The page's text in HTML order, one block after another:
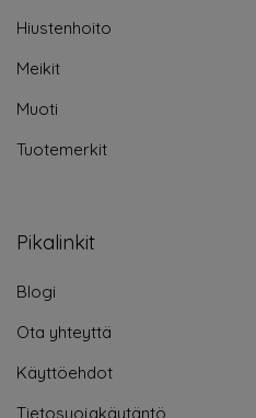
Hiustenhoito
Meikit
Muoti
Tuotemerkit
Pikalinkit
Blogi
Ota yhteyttä
Käyttöehdot
Tietosuojakäytäntö